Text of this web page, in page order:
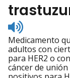
Listen
to
Medicamento
adultos con
para HER2 o
cáncer de